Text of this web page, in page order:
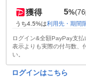
獲得 5%
うち4.5%は利用先・期間
ログイン&全額PayPay支払
表示よりも実際の付与数、
い。
ログインはこちら